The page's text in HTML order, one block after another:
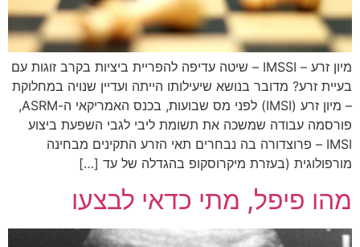
מיון זרע – IMSSI – שיטה עדיפה להפריית ביציות בקרב זוגות עם
בעיית זרע? מדובר בנושא שיעילותו הייתה ועדיין שנויה במחלוקת
– מיון זרע (IMSI) לפני מס שבועות, בכנס האמריקאי ה-ASRM,
פורסמה עבודה שמשכה את תשומת ליבי לגבי השפעת ביצוע
IMSI – פרוצדורה בה נבחרים תאי הזרע התקינים מבחינה
מורפולוגית (בעזרת מיקרוסקופ בהגדלה של עד […]
מהו פיפל, מתי כדאי לבצעו